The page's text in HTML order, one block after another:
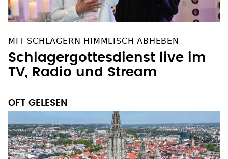
MIT SCHLAGERN HIMMLISCH ABHEBEN
Schlagergottesdienst live im
TV, Radio und Stream
OFT GELESEN